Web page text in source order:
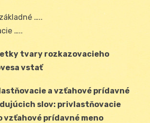
…..
…..
tvary rozkazovacieho
vstať
a vzťahové prídavné
slov: privlastňovacie
vzťahové prídavné meno